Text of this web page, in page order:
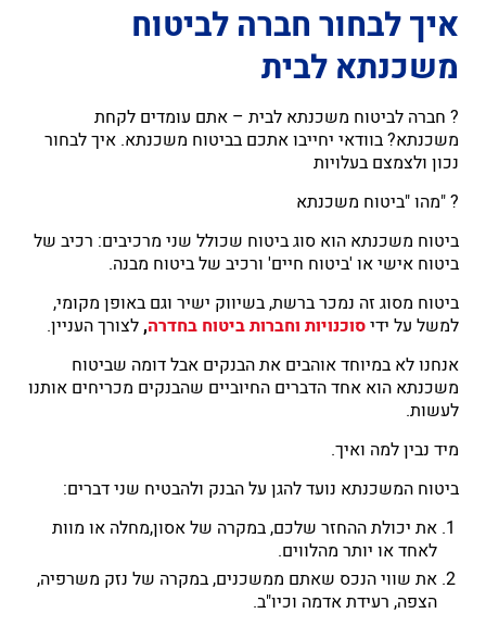
איך לבחור חברה לביטוח
משכנתא לבית
? חברה לביטוח משכנתא לבית – אתם עומדים לקחת
משכנתא? בוודאי יחייבו אתכם בביטוח משכנתא. איך לבחור
נכון ולצמצם בעלויות
? "מהו "ביטוח משכנתא
ביטוח משכנתא הוא סוג ביטוח שכולל שני מרכיבים: רכיב של
ביטוח אישי או 'ביטוח חיים' ורכיב של ביטוח מבנה.
ביטוח מסוג זה נמכר ברשת, בשיווק ישיר וגם באופן מקומי,
למשל על ידיסוכנויות וחברות ביטוח בחדרה, לצורך העניין.
אנחנו לא במיוחד אוהבים את הבנקים אבל דומה שביטוח
משכנתא הוא אחד הדברים החיוביים שהבנקים מכריחים אותנו
לעשות.
מיד נבין למה ואיך.
ביטוח המשכנתא נועד להגן על הבנק ולהבטיח שני דברים:
את יכולת ההחזר שלכם, במקרה של אסון,מחלה או מוות
לאחד או יותר מהלווים.
את שווי הנכס שאתם ממשכנים, במקרה של נזק משרפיה,
הצפה, רעידת אדמה וכיו"ב.